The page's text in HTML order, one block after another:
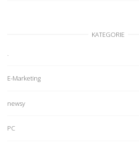
KATEGORIE
.
E-Marketing
newsy
PC